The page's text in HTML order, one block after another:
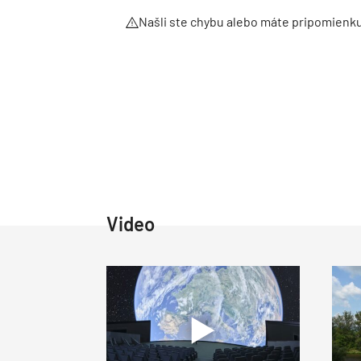
Našli ste chybu alebo máte
Video